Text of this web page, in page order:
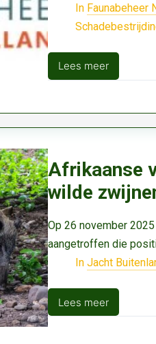
In Faunabeheer
Lees meer
Nieuws
Noord-
Holland
Afrikaanse
wilde
Op 26 november
aangetroffen die
In Jacht
Lees meer
Afrikaanse